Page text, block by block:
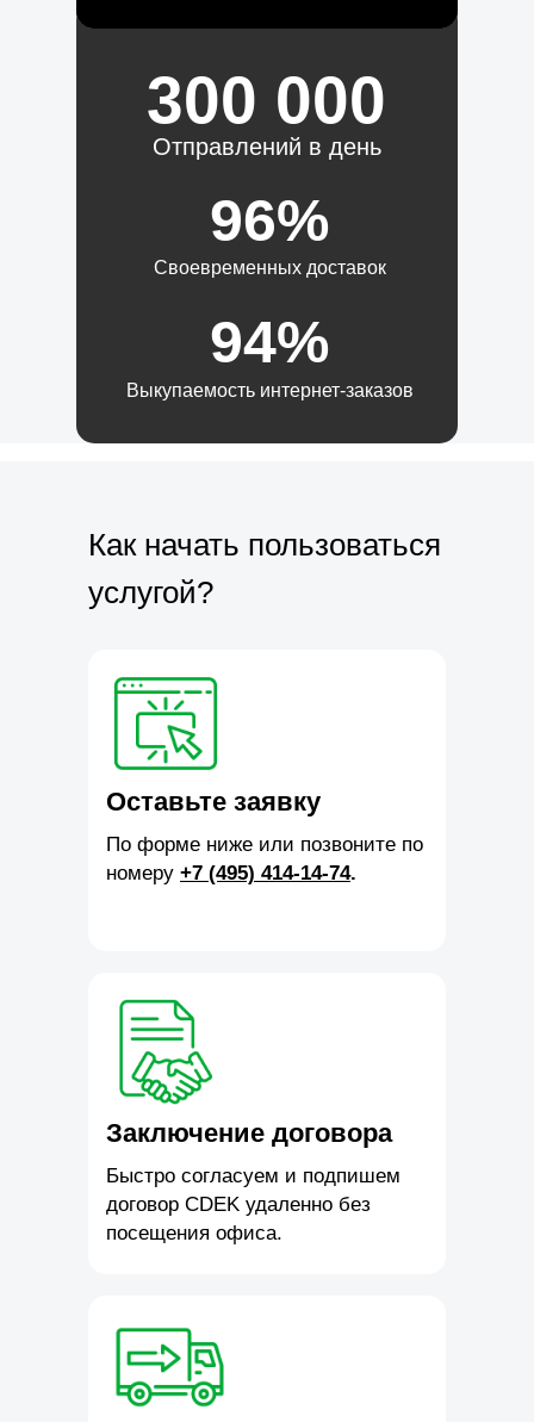
300 000
Отправлений в день
96%
Своевременных доставок
94%
Выкупаемость интернет-заказов
Как начать пользоваться
услугой?
По форме ниже или позвоните по
номеру +7 (495) 414-14-74.
Оставьте заявку
Быстро согласуем и подпишем
договор CDEK удаленно без
посещения офиса.
Заключение договора